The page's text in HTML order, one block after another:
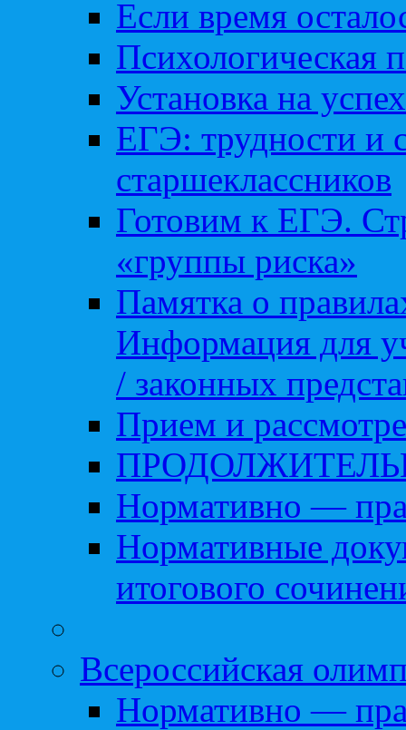
Если время
Психологическая
Установка на успех
ЕГЭ: трудности и
старшеклассников
Готовим к ЕГЭ.
«группы риска»
Памятка о
Информация для
/ законных
Прием и
Нормативно —
Нормативные
итогового
Всероссийская
Нормативно —